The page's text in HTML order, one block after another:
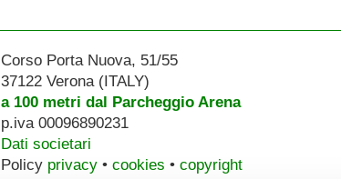
Corso Porta Nuova, 51/55
37122 Verona (ITALY)
a 100 metri dal Parcheggio Arena
p.iva 00096890231
Dati societari
Policy privacy• cookies • copyright